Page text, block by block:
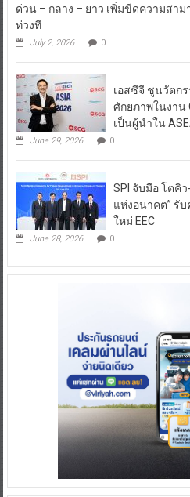
ด่วน – กลาง – ยาว เพิ่มขีดความสา
ท่วงที
July 2, 2026 0
เอสซีจี ชูนวัตก
ศักยภาพในงาน
เป็นผู้นำใน
June 29, 2026 0
SPI จับมือ โตคิ
แห่งอนาคต” รั
ใหม่ EEC
June 28, 2026 0